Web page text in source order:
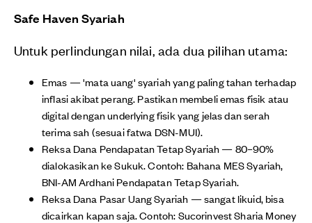
Safe Haven Syariah
Untuk perlindungan nilai, ada dua pilihan utama:
Emas — 'mata uang' syariah yang paling tahan terhadap
inflasi akibat perang. Pastikan membeli emas fisik atau
digital dengan underlying fisik yang jelas dan serah
terima sah (sesuai fatwa DSN-MUI).
Reksa Dana Pendapatan Tetap Syariah — 80–90%
dialokasikan ke Sukuk. Contoh: Bahana MES Syariah,
BNI-AM Ardhani Pendapatan Tetap Syariah.
Reksa Dana Pasar Uang Syariah — sangat likuid, bisa
dicairkan kapan saja. Contoh: Sucorinvest Sharia Money